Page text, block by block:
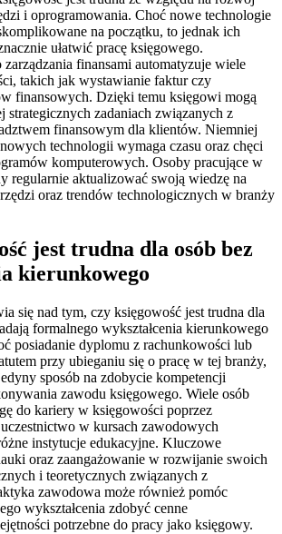
i oprogramowania. Choć nowe technologie
na początku, to jednak ich
ułatwić pracę księgowego.
finansami automatyzuje wiele
takich jak wystawianie faktur czy
finansowych. Dzięki temu księgowi mogą
strategicznych zadaniach związanych z
finansowym dla klientów. Niemniej
technologii wymaga czasu oraz chęci
komputerowych. Osoby pracujące w
regularnie aktualizować swoją wiedzę na
oraz trendów technologicznych w branży
jest trudna dla osób bez
kierunkowego
się nad tym, czy księgowość jest trudna dla
formalnego wykształcenia kierunkowego
posiadanie dyplomu z rachunkowości lub
przy ubieganiu się o pracę w tej branży,
sposób na zdobycie kompetencji
zawodu księgowego. Wiele osób
do kariery w księgowości poprzez
uczestnictwo w kursach zawodowych
instytucje edukacyjne. Kluczowe
oraz zaangażowanie w rozwijanie swoich
i teoretycznych związanych z
zawodowa może również pomóc
wykształcenia zdobyć cenne
potrzebne do pracy jako księgowy.